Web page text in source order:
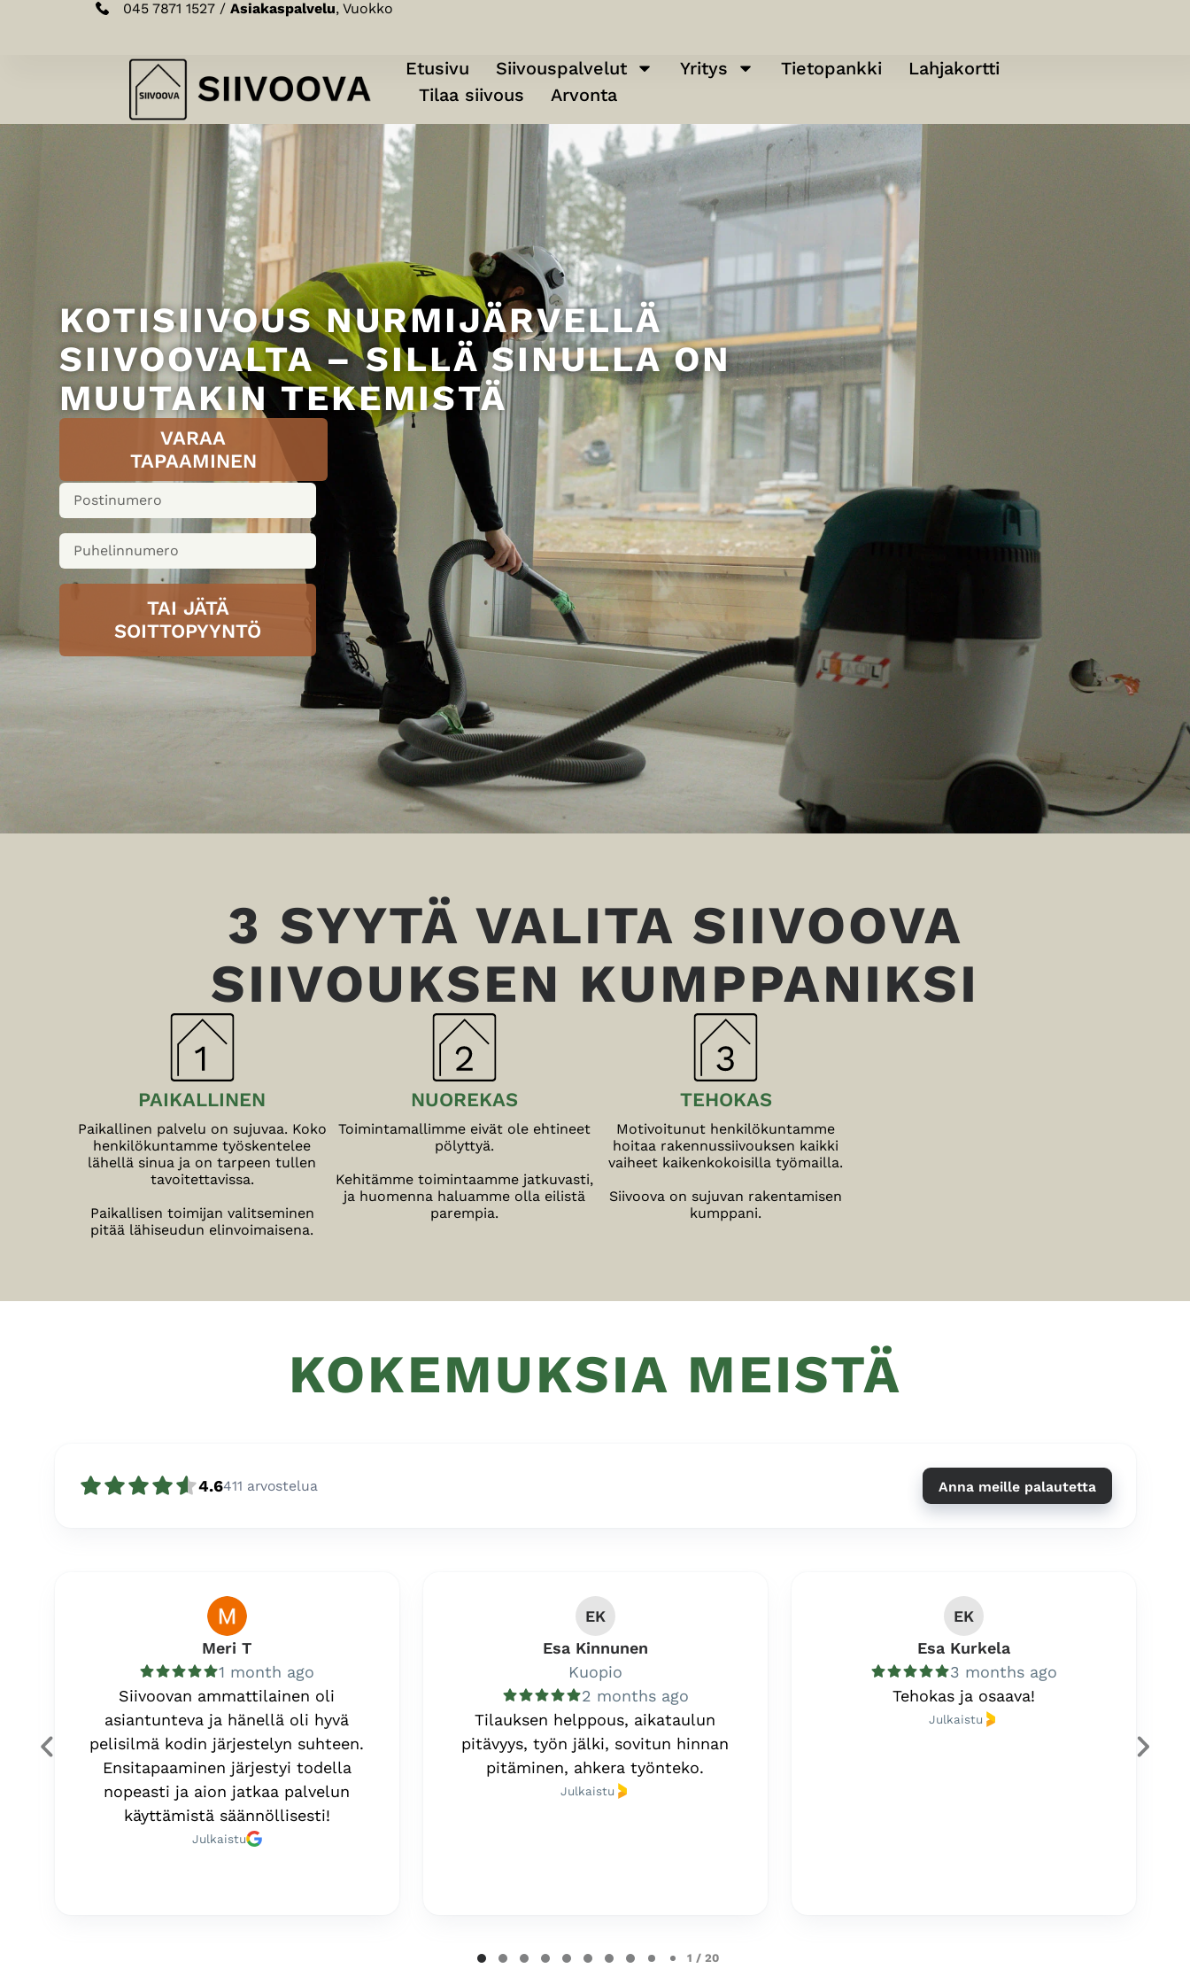
045 7871 1527 /Asiakaspalvelu, Vuokko
Etusivu Siivouspalvelut Yritys Tietopankki
Lahjakortti
Tilaa siivous
Arvonta
KOTISIIVOUS NURMIJÄRVELLÄ
SIIVOOVALTA – SILLÄ SINULLA ON
MUUTAKIN TEKEMISTÄ
VARAA
TAPAAMINEN
TAI JÄTÄ
SOITTOPYYNTÖ
3 SYYTÄ VALITA SIIVOOVA
SIIVOUKSEN KUMPPANIKSI
PAIKALLINEN
Paikallinen palvelu on sujuvaa. Koko
henkilökuntamme työskentelee
lähellä sinua ja on tarpeen tullen
tavoitettavissa.
Paikallisen toimijan valitseminen
pitää lähiseudun elinvoimaisena.
NUOREKAS
Toimintamallimme eivät ole ehtineet
pölyttyä.
Kehitämme toimintaamme jatkuvasti,
ja huomenna haluamme olla eilistä
parempia.
TEHOKAS
Motivoitunut henkilökuntamme
hoitaa rakennussiivouksen kaikki
vaiheet kaikenkokoisilla työmailla.
Siivoova on sujuvan rakentamisen
kumppani.
KOKEMUKSIA MEISTÄ
4.6411 arvostelua Anna meille palautetta
Meri T
1 month ago
Siivoovan ammattilainen oli
asiantunteva ja hänellä oli hyvä
pelisilmä kodin järjestelyn suhteen.
Ensitapaaminen järjestyi todella
nopeasti ja aion jatkaa palvelun
käyttämistä säännöllisesti!
Julkaistu
EK
Esa Kinnunen
Kuopio
2 months ago
Tilauksen helppous, aikataulun
pitävyys, työn jälki, sovitun hinnan
pitäminen, ahkera työnteko.
Julkaistu
EK
Esa Kurkela
3 months ago
Tehokas ja osaava!
Julkaistu
1 / 20